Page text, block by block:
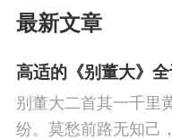
往
最新文章
高适的《别董大》
别董大二首其一千里
纷。莫愁前路无知己